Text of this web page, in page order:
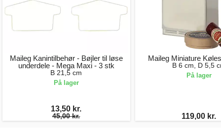
Maileg Kanintilbehør - Bøjler til løse
underdele - Mega Maxi - 3 stk
B 21,5 cm
På lager
13,50 kr.
45,00 kr.
Maileg Miniature
B 6 cm, D 5,5
På lager
119,00 kr.